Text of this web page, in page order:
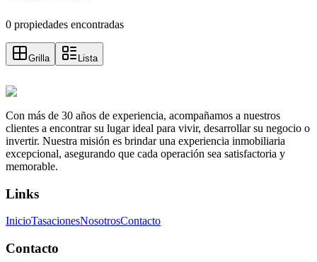
0 propiedades encontradas
Grilla Lista
Con más de 30 años de experiencia, acompañamos a nuestros
clientes a encontrar su lugar ideal para vivir, desarrollar su negocio o
invertir. Nuestra misión es brindar una experiencia inmobiliaria
excepcional, asegurando que cada operación sea satisfactoria y
memorable.
Links
InicioTasacionesNosotrosContacto
Contacto